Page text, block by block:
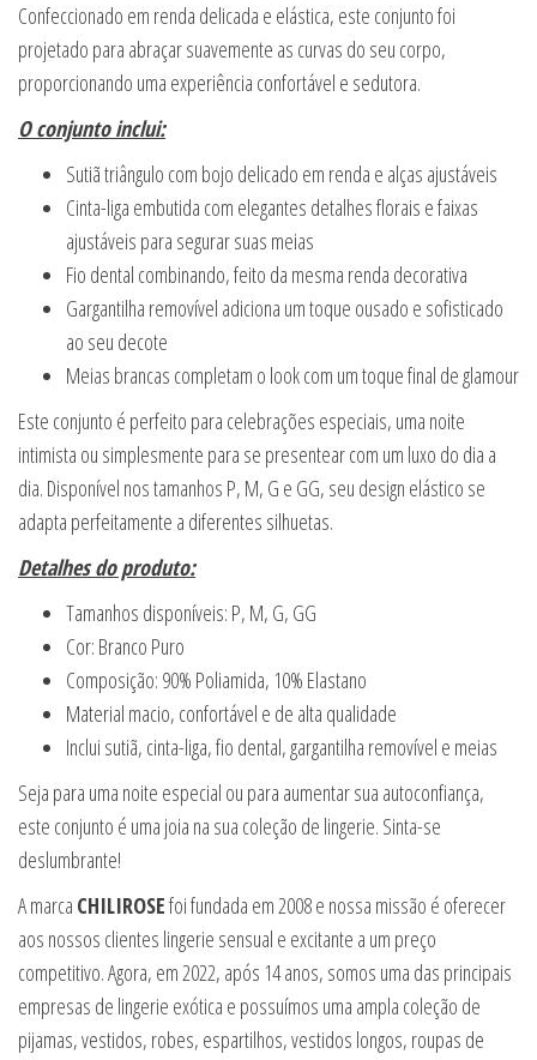
Confeccionado em renda delicada e elástica, este conjunto foi
projetado para abraçar suavemente as curvas do seu corpo,
proporcionando uma experiência confortável e sedutora.
O conjunto inclui:
Sutiã triângulo com bojo delicado em renda e alças ajustáveis
Cinta-liga embutida com elegantes detalhes florais e faixas
ajustáveis para segurar suas meias
Fio dental combinando, feito da mesma renda decorativa
Gargantilha removível adiciona um toque ousado e sofisticado
ao seu decote
Meias brancas completam o look com um toque final de glamour
Este conjunto é perfeito para celebrações especiais, uma noite
intimista ou simplesmente para se presentear com um luxo do dia a
dia. Disponível nos tamanhos P, M, G e GG, seu design elástico se
adapta perfeitamente a diferentes silhuetas.
Detalhes do produto:
Tamanhos disponíveis: P, M, G, GG
Cor: Branco Puro
Composição: 90% Poliamida, 10% Elastano
Material macio, confortável e de alta qualidade
Inclui sutiã, cinta-liga, fio dental, gargantilha removível e meias
Seja para uma noite especial ou para aumentar sua autoconfiança,
este conjunto é uma joia na sua coleção de lingerie. Sinta-se
deslumbrante!
A marca CHILIROSEfoi fundada em 2008 e nossa missão é oferecer
aos nossos clientes lingerie sensual e excitante a um preço
competitivo. Agora, em 2022, após 14 anos, somos uma das principais
empresas de lingerie exótica e possuímos uma ampla coleção de
pijamas, vestidos, robes, espartilhos, vestidos longos, roupas de